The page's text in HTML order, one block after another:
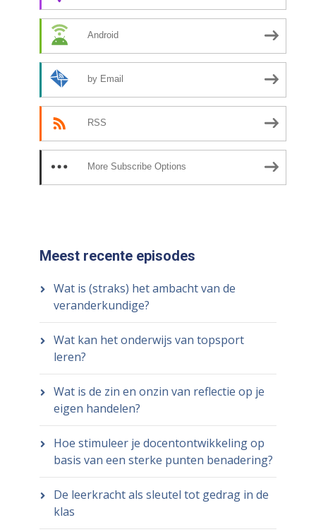
Android
by Email
RSS
More Subscribe Options
Meest recente episodes
Wat is (straks) het ambacht van de
veranderkundige?
Wat kan het onderwijs van topsport
leren?
Wat is de zin en onzin van reflectie op je
eigen handelen?
Hoe stimuleer je docentontwikkeling op
basis van een sterke punten benadering?
De leerkracht als sleutel tot gedrag in de
klas